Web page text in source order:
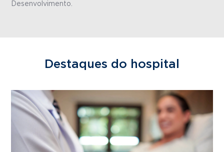
Desenvolvimento.
Destaques do hospital